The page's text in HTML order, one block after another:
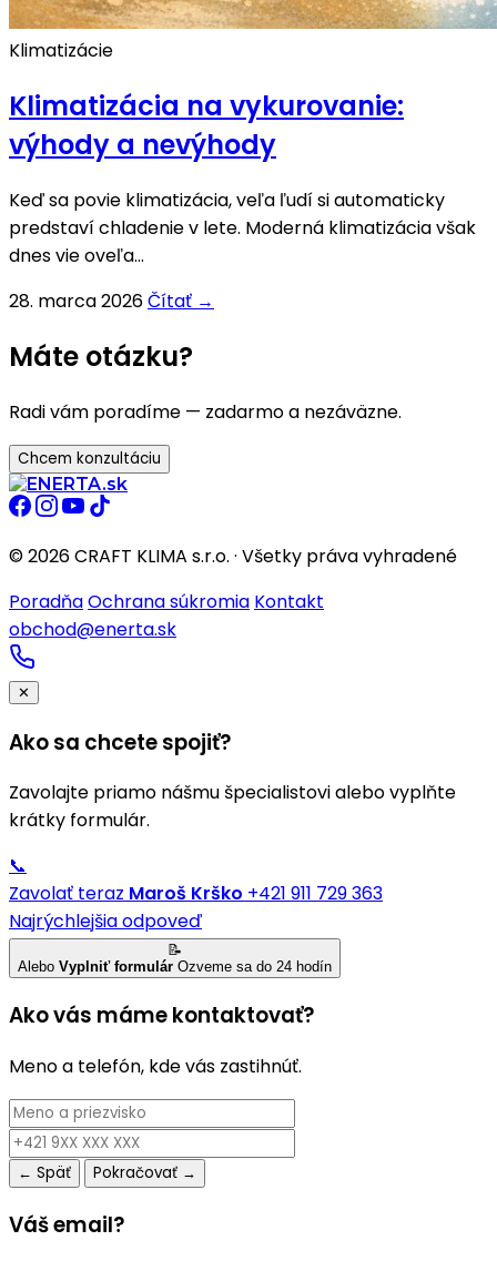
Klimatizácie
Klimatizácia na vykurovanie:
výhody a nevýhody
Keď sa povie klimatizácia, veľa ľudí si automaticky
predstaví chladenie v lete. Moderná klimatizácia však
dnes vie oveľa...
28. marca 2026Čítať →
Máte otázku?
Radi vám poradíme — zadarmo a nezáväzne.
Chcem konzultáciu
© 2026 CRAFT KLIMA s.r.o. · Všetky práva vyhradené
PoradňaOchrana súkromia Kontakt
obchod@enerta.sk
✕
Ako sa chcete spojiť?
Zavolajte priamo nášmu špecialistovi alebo vyplňte
krátky formulár.
📞
Zavolať teraz Maroš Krško +421 911 729 363
Najrýchlejšia odpoveď
📝
Alebo Vyplniť formulár Ozveme sa do 24 hodín
Ako vás máme kontaktovať?
Meno a telefón, kde vás zastihnúť.
← Späť Pokračovať →
Váš email?